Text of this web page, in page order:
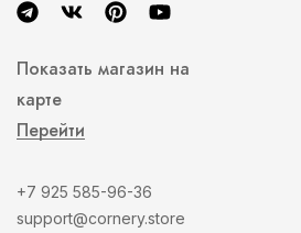
Показать магазин на
карте
Перейти
+7 925 585-96-36
support@cornery.store